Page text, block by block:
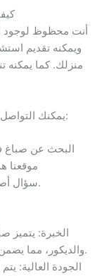
أنت محظوظ لوجود
ويمكنه تقديم
منزلك. كما يمكنه
يمكنك التواصل مع صباغ الكويت من خلال عدة طرق منها:
البحث عن صباغ
موقعنا
سؤال أصدقائك أو عائلتك عن صباغ يثقون به.
الخبرة: يتميز
والديكور، مما يضمن تقديم خدمة عالية الجودة وفقاً لأعلى المعايير.
الجودة العالية: